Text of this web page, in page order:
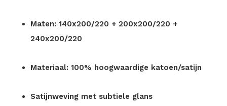
Maten: 140x200/220 + 200x200/220 +
240x200/220
Materiaal: 100% hoogwaardige katoen/satijn
Satijnweving met subtiele glans